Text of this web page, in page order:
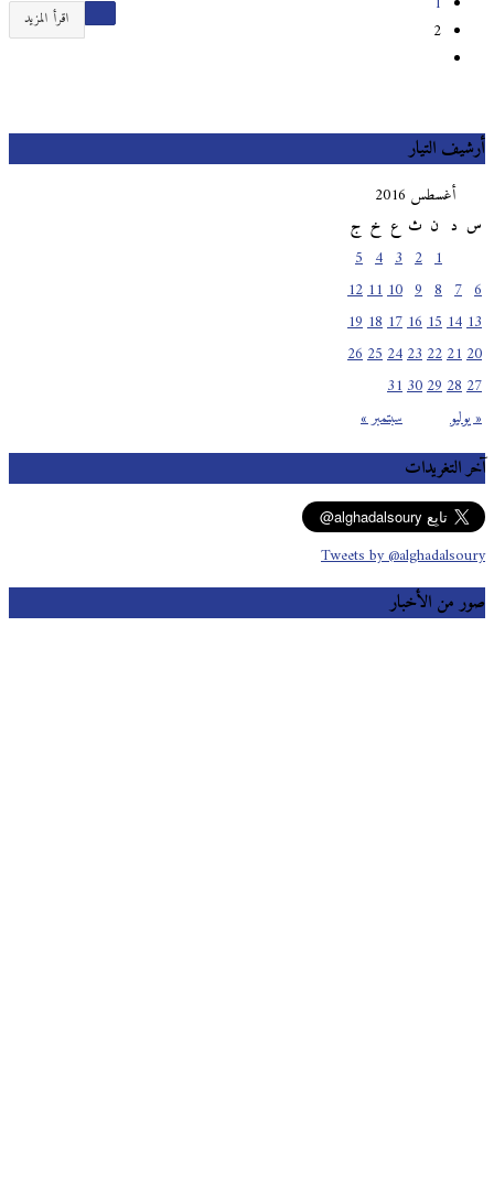
اقرأ المزيد
أرشيف التيار
أغسطس 2016
س
ث خ ج
« يوليو سبتمبر »
10
11
12
13
14
15
16
17
18
19
20
21
22
23
24
25
26
27
28
29
30
31
آخر التغريدات
Tweets by @alghadalsoury
صور من الأخبار